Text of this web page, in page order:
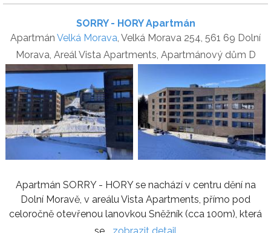
SORRY - HORY Apartmán
Apartmán Velká Morava, Velká Morava 254, 561 69 Dolní
Morava, Areál Vista Apartments, Apartmánový dům D
Apartmán SORRY - HORY se nachází v centru dění na
Dolní Moravě, v areálu Vista Apartments, přímo pod
celoročně otevřenou lanovkou Sněžník (cca 100m), která